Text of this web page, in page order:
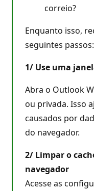
correio?
Enquanto isso,
seguintes passos:
1/ Use uma
Abra o Outlook
ou privada. Isso
causados por
do navegador.
2/ Limpar o
navegador
Acesse as